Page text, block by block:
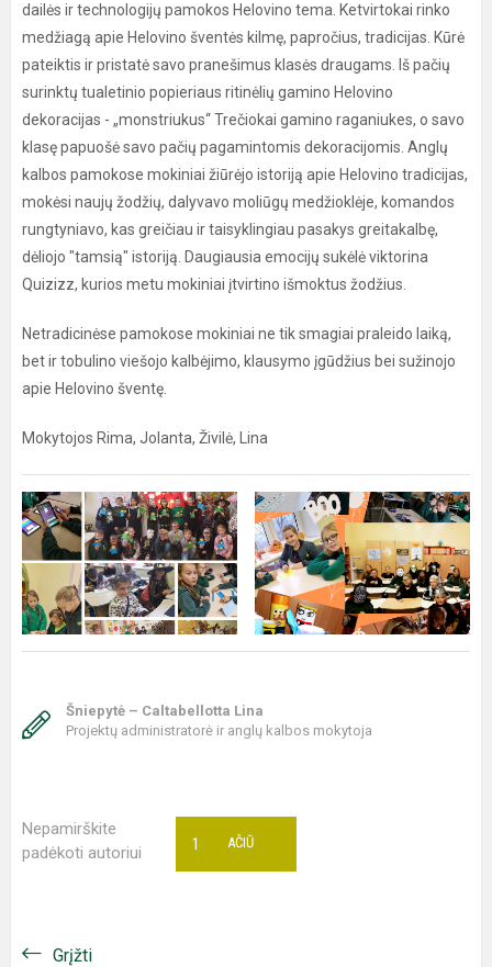
dailės ir technologijų pamokos Helovino tema. Ketvirtokai rinko
medžiagą apie Helovino šventės kilmę, papročius, tradicijas. Kūrė
pateiktis ir pristatė savo pranešimus klasės draugams. Iš pačių
surinktų tualetinio popieriaus ritinėlių gamino Helovino
dekoracijas - „monstriukus“ Trečiokai gamino raganiukes, o savo
klasę papuošė savo pačių pagamintomis dekoracijomis. Anglų
kalbos pamokose mokiniai žiūrėjo istoriją apie Helovino tradicijas,
mokėsi naujų žodžių, dalyvavo moliūgų medžioklėje, komandos
rungtyniavo, kas greičiau ir taisyklingiau pasakys greitakalbę,
dėliojo "tamsią" istoriją. Daugiausia emocijų sukėlė viktorina
Quizizz, kurios metu mokiniai įtvirtino išmoktus žodžius.
Netradicinėse pamokose mokiniai ne tik smagiai praleido laiką,
bet ir tobulino viešojo kalbėjimo, klausymo įgūdžius bei sužinojo
apie Helovino šventę.
Mokytojos Rima, Jolanta, Živilė, Lina
Šniepytė – Caltabellotta Lina
Projektų administratorė ir anglų kalbos mokytoja
Nepamirškite
padėkoti autoriui
AČIŪ
1
Grįžti